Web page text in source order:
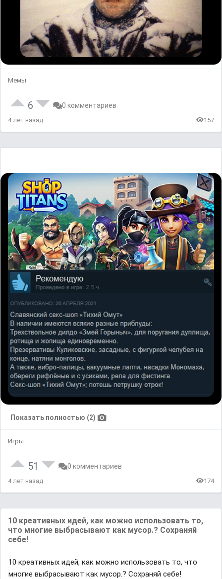
Мемы
6 0 комментариев
4 лет назад 157
Показать полностью (2)
Игры
51 0 комментариев
4 лет назад 174
10 креативных идей, как можно использовать то,
что многие выбрасывают как мусор.? Сохраняй
себе!
10 креативных идей, как можно использовать то, что
многие выбрасывают как мусор.? Сохраняй себе!